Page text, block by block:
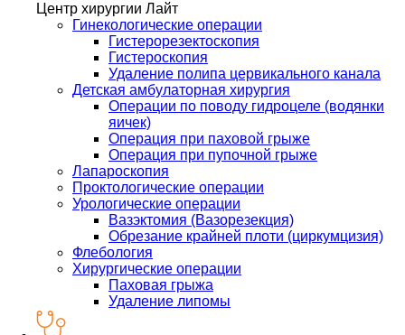
Центр хирургии Лайт
Гинекологические операции
Гистерорезектоскопия
Гистероскопия
Удаление полипа цервикального канала
Детская амбулаторная хирургия
Операции по поводу гидроцеле (водянки
яичек)
Операция при паховой грыже
Операция при пупочной грыже
Лапароскопия
Проктологические операции
Урологические операции
Вазэктомия (Вазорезекция)
Обрезание крайней плоти (циркумцизия)
Флебология
Хирургические операции
Паховая грыжа
Удаление липомы